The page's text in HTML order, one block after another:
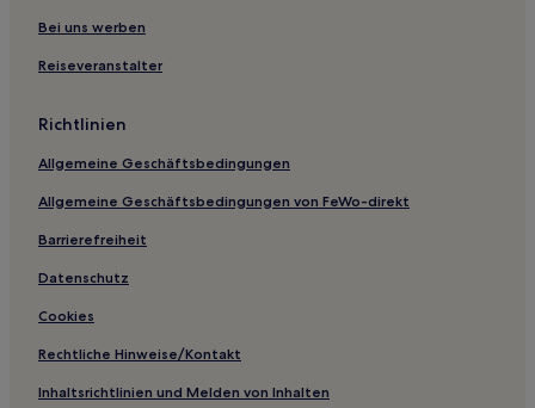
Oberbayern: Hotels
Hotels mit Parkplatz in Riem
Bei uns werben
Reiseveranstalter
Richtlinien
Allgemeine Geschäftsbedingungen
Allgemeine Geschäftsbedingungen von FeWo-direkt
Barrierefreiheit
Datenschutz
Cookies
Rechtliche Hinweise/Kontakt
Inhaltsrichtlinien und Melden von Inhalten